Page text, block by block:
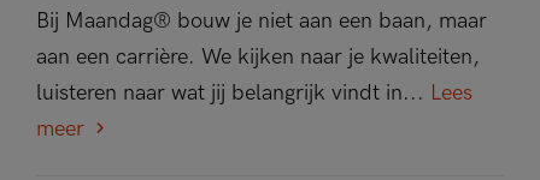
Bij Maandag® bouw je niet aan een baan, maar
aan een carrière. We kijken naar je kwaliteiten,
luisteren naar wat jij belangrijk vindt in... Lees
meer